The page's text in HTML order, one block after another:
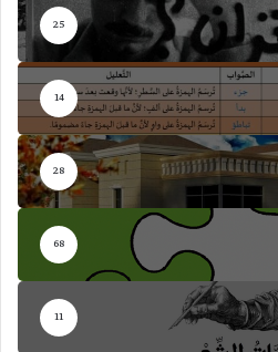
25
14
28
68
11